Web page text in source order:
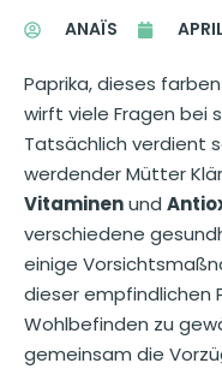
ANAÏS
Paprika, dieses
wirft viele Fragen bei
Tatsächlich verdient
werdender Mütter
Vitaminenund
verschiedene
einige
dieser empfindlichen
Wohlbefinden zu
gemeinsam die